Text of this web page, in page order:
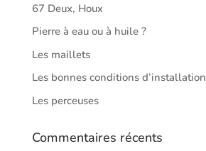
67 Deux, Houx
Pierre à eau ou à huile ?
Les maillets
Les bonnes conditions d’installation
Les perceuses
Commentaires récents